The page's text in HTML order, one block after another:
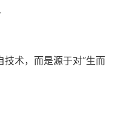
2021-01-01
发行日期
术，而是源于对“生而